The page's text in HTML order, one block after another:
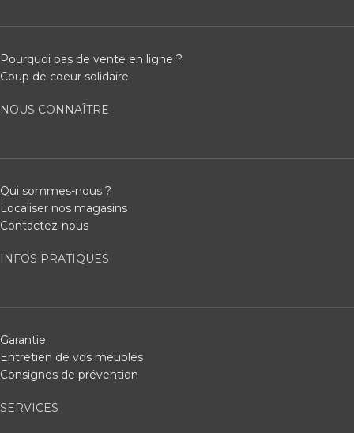
Pourquoi pas de vente en ligne ?
Coup de coeur solidaire
NOUS CONNAÎTRE
Qui sommes-nous ?
Localiser nos magasins
Contactez-nous
INFOS PRATIQUES
Garantie
Entretien de vos meubles
Consignes de prévention
SERVICES